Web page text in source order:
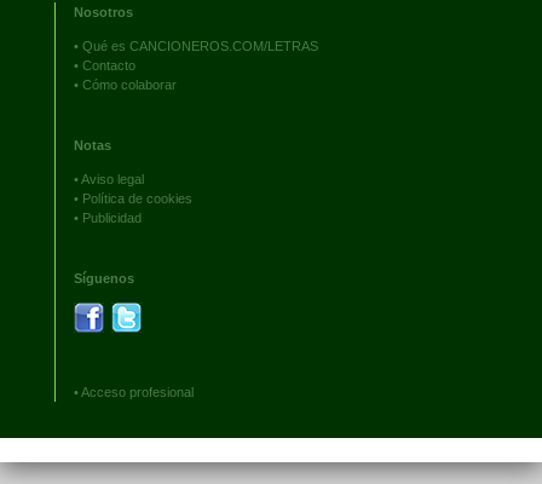
Nosotros
• Qué es CANCIONEROS.COM/LETRAS
• Contacto
• Cómo colaborar
Notas
•Aviso legal
• Política de cookies
• Publicidad
Síguenos
•Acceso profesional